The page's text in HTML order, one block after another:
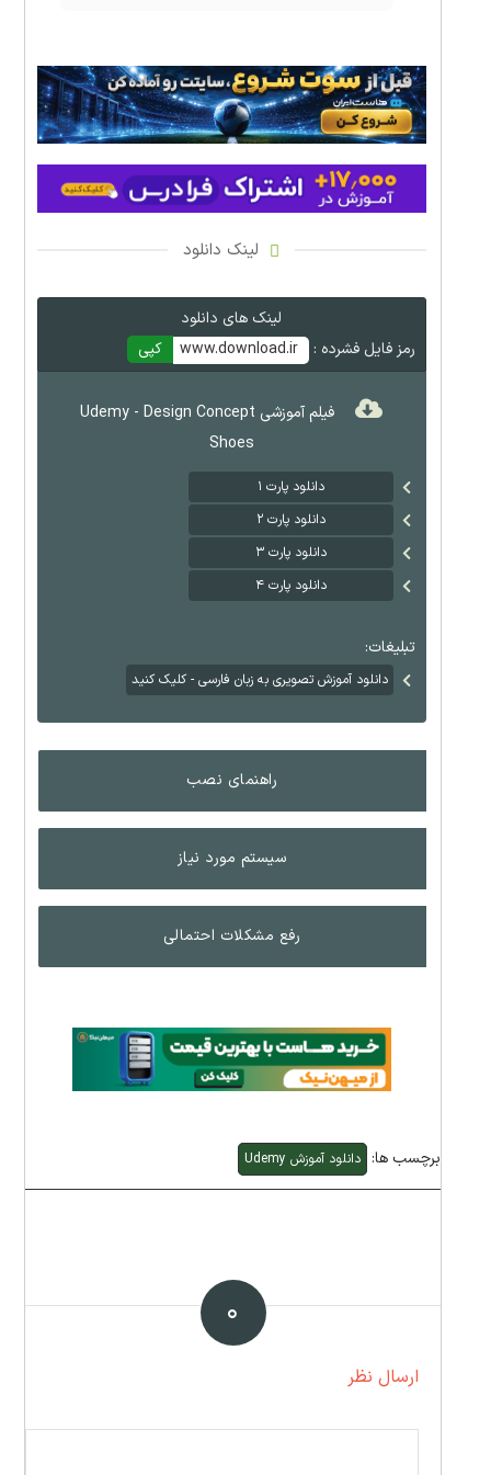
لینک دانلود
لینک های دانلود
رمز فایل فشرده :
www.download.ir کپی
فیلم آموزشی Udemy - Design Concept
Shoes
دانلود پارت ۱
دانلود پارت ۲
دانلود پارت ۳
دانلود پارت ۴
تبلیغات:
دانلود آموزش تصویری به زبان فارسی - کلیک کنید
راهنمای نصب
سیستم مورد نیاز
رفع مشکلات احتمالی
برچسب ها: دانلود آموزش Udemy
۰
ارسال نظر